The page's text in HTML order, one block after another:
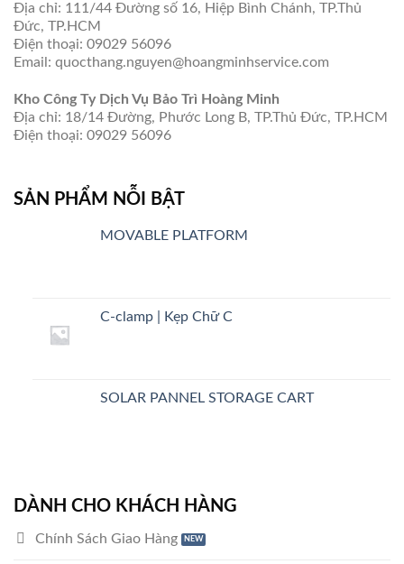
Địa chỉ: 111/44 Đường số 16, Hiệp Bình Chánh, TP.Thủ
Đức, TP.HCM
Điện thoại: 09029 56096
Email: quocthang.nguyen@hoangminhservice.com
Kho Công Ty Dịch Vụ Bảo Trì Hoàng Minh
Địa chỉ: 18/14 Đường, Phước Long B, TP.Thủ Đức, TP.HCM
Điện thoại: 09029 56096
SẢN PHẨM NỖI BẬT
MOVABLE PLATFORM
C-clamp | Kẹp Chữ C
SOLAR PANNEL STORAGE CART
DÀNH CHO KHÁCH HÀNG
Chính Sách Giao Hàng